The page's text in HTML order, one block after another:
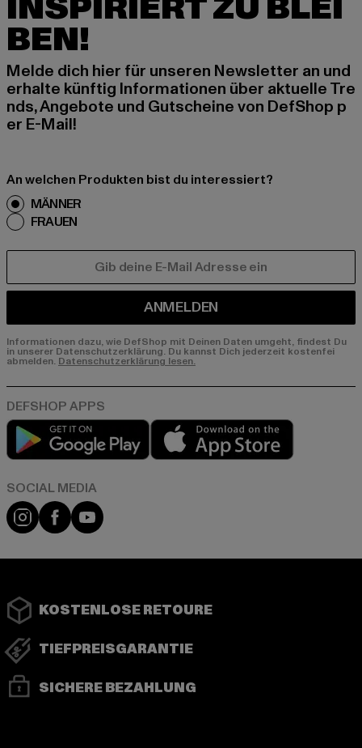
BEN!
Melde dich hier für unseren Newsletter an und
erhalte künftig Informationen über aktuelle Tre
nds, Angebote und Gutscheine von DefShop p
er E-Mail!
An welchen Produkten bist du interessiert?
MÄNNER
FRAUEN
ANMELDEN
Informationen dazu, wie DefShop mit Deinen Daten umgeht, findest Du
in unserer Datenschutzerklärung. Du kannst Dich jederzeit kostenfei
abmelden. Datenschutzerklärung lesen.
Play market
Instagram
FacebookYouTube
KOSTENLOSE RETOURE
TIEFPREISGARANTIE
SICHERE BEZAHLUNG